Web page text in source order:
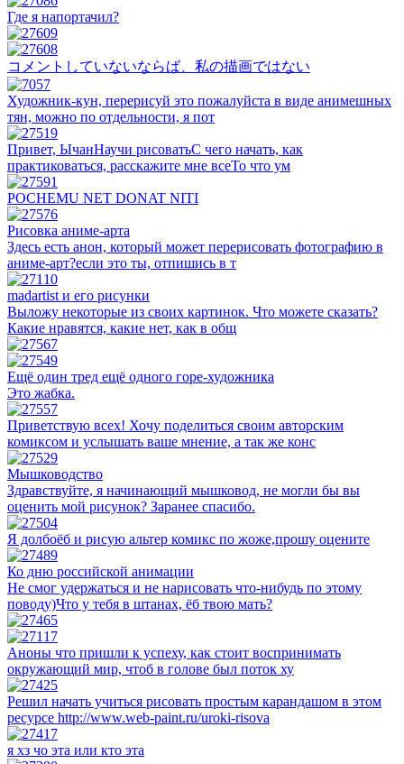
Где я напортачил?
コメントしていないならば、私の描画ではない
Художник-кун, перерисуй это пожалуйста в виде анимешных
тян, можно по отдельности, я пот
Привет, ЫчанНаучи рисоватьС чего начать, как
практиковаться, расскажите мне всеТо что ум
POCHEMU NET DONAT NITI
Рисовка аниме-арта
Здесь есть анон, который может перерисовать фотографию в
аниме-арт?если это ты, отпишись в т
madartist и его рисунки
Выложу некоторые из своих картинок. Что можете сказать?
Какие нравятся, какие нет, как в общ
Ещё один тред ещё одного горе-художника
Это жабка.
Приветствую всех! Хочу поделиться своим авторским
комиксом и услышать ваше мнение, а так же конс
Мышководство
Здравствуйте, я начинающий мышковод, не могли бы вы
оценить мой рисунок? Заранее спасибо.
Я долбоёб и рисую альтер комикс по жоже,прошу оцените
Ко дню российской анимации
Не смог удержаться и не нарисовать что-нибудь по этому
поводу)Что у тебя в штанах, ёб твою мать?
Аноны что пришли к успеху, как стоит воспринимать
окружающий мир, чтоб в голове был поток ху
Решил начать учиться рисовать простым карандашом в этом
ресурсе http://www.web-paint.ru/uroki-risova
я хз чо эта или кто эта